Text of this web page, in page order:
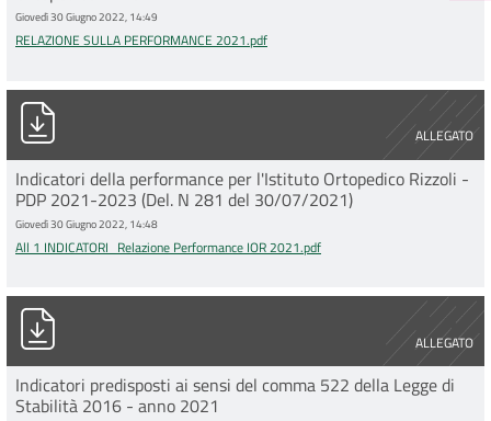
Giovedì 30 Giugno 2022, 14:49
RELAZIONE SULLA PERFORMANCE 2021.pdf
ALLEGATO
All 1 INDICATORI_Relazione Performance IOR 2021.pdf
Indicatori della performance per l'Istituto Ortopedico Rizzoli -
PDP 2021-2023 (Del. N 281 del 30/07/2021)
Giovedì 30 Giugno 2022, 14:48
All 1 INDICATORI_Relazione Performance IOR 2021.pdf
ALLEGATO
esportazione_comma_522_30062022PdfA.pdf
Indicatori predisposti ai sensi del comma 522 della Legge di
Stabilità 2016 - anno 2021